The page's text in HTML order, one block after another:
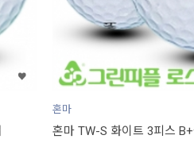
혼마
혼마 TW-S 화이트 3피스